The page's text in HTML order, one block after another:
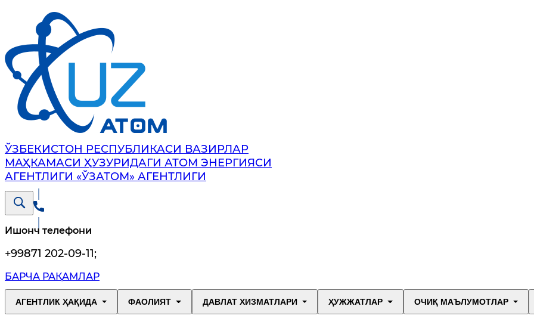
ЎЗБЕКИСТОН РЕСПУБЛИКАСИ ВАЗИРЛАР
МАҲКАМАСИ ҲУЗУРИДАГИ АТОМ ЭНЕРГИЯСИ
АГЕНТЛИГИ «ЎЗАТОМ» АГЕНТЛИГИ
Ишонч телефони
+99871 202-09-11;
БАРЧА РАҚАМЛАР
АГЕНТЛИК ҲАҚИДА ФАОЛИЯТ ДАВЛАТ ХИЗМАТЛАРИ ҲУЖЖАТЛАР ОЧИҚ МАЪЛУМОТЛАР